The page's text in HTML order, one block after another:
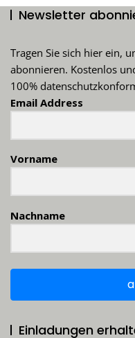
Newsletter
Tragen Sie sich hier ein,
abonnieren. Kostenlos
100%
Email Address
Vorname
Nachname
Einladungen